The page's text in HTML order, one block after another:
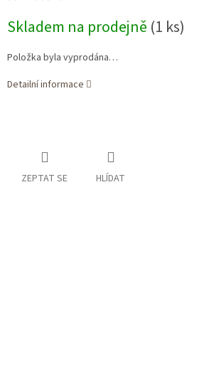
cena:
Skladem na prodejně (1 ks)
Položka byla vyprodána…
Detailní informace
ZEPTAT SE HLÍDAT